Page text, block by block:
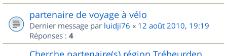
partenaire de voyage à vélo
Dernier message par luidji76 « 12 août 2010, 19:19
Réponses : 4